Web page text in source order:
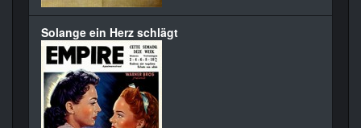
Solange ein Herz schlägt